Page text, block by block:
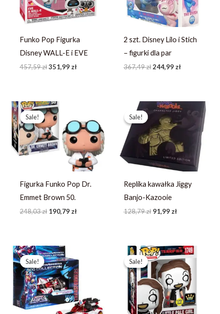
Funko Pop Figurka
Disney WALL-E i EVE
457,59zł351,99 zł
2 szt. Disney Lilo i Stich
– figurki dla par
367,49zł 244,99 zł
Sale!
Sale!
Figurka Funko Pop Dr.
Emmet Brown 50.
248,03zł
Pierwotna
cena
wynosiła:
248,03 zł.
190,79zł
wynosi:
190,79 zł.
Sale!
Sale!
Replika kawałka Jiggy
Banjo-Kazooie
128,79zł
Pierwotna
cena
wynosiła:
128,79 zł.
91,99zł
Aktualna
cena
wynosi:
91,99 zł.
Sale!
Sale!
Pierwotna
cena
wynosiła:
233,79 zł.
cena
wynosi:
166,99 zł.
Sale!
Sale!
Pierwotna
cena
wynosiła:
264,67 zł.
Aktualna
cena
wynosi:
203,59 zł.